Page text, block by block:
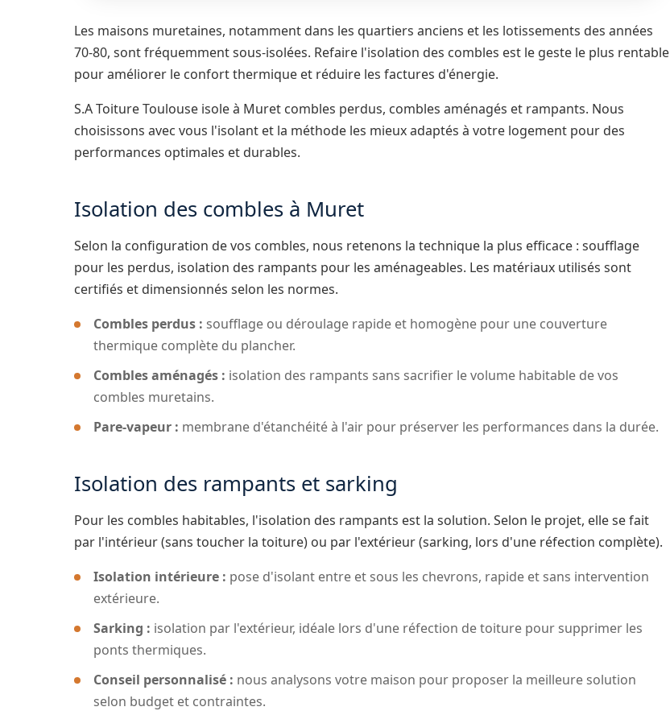
Les maisons muretaines, notamment dans les quartiers anciens et les lotissements des années
70-80, sont fréquemment sous-isolées. Refaire l'isolation des combles est le geste le plus rentable
pour améliorer le confort thermique et réduire les factures d'énergie.
S.A Toiture Toulouse isole à Muret combles perdus, combles aménagés et rampants. Nous
choisissons avec vous l'isolant et la méthode les mieux adaptés à votre logement pour des
performances optimales et durables.
Isolation des combles à Muret
Selon la configuration de vos combles, nous retenons la technique la plus efficace : soufflage
pour les perdus, isolation des rampants pour les aménageables. Les matériaux utilisés sont
certifiés et dimensionnés selon les normes.
Combles perdus : soufflage ou déroulage rapide et homogène pour une couverture
thermique complète du plancher.
Combles aménagés : isolation des rampants sans sacrifier le volume habitable de vos
combles muretains.
Pare-vapeur : membrane d'étanchéité à l'air pour préserver les performances dans la durée.
Isolation des rampants et sarking
Pour les combles habitables, l'isolation des rampants est la solution. Selon le projet, elle se fait
par l'intérieur (sans toucher la toiture) ou par l'extérieur (sarking, lors d'une réfection complète).
Isolation intérieure : pose d'isolant entre et sous les chevrons, rapide et sans intervention
extérieure.
Sarking : isolation par l'extérieur, idéale lors d'une réfection de toiture pour supprimer les
ponts thermiques.
Conseil personnalisé : nous analysons votre maison pour proposer la meilleure solution
selon budget et contraintes.